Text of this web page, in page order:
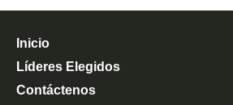
Inicio
Líderes Elegidos
Contáctenos